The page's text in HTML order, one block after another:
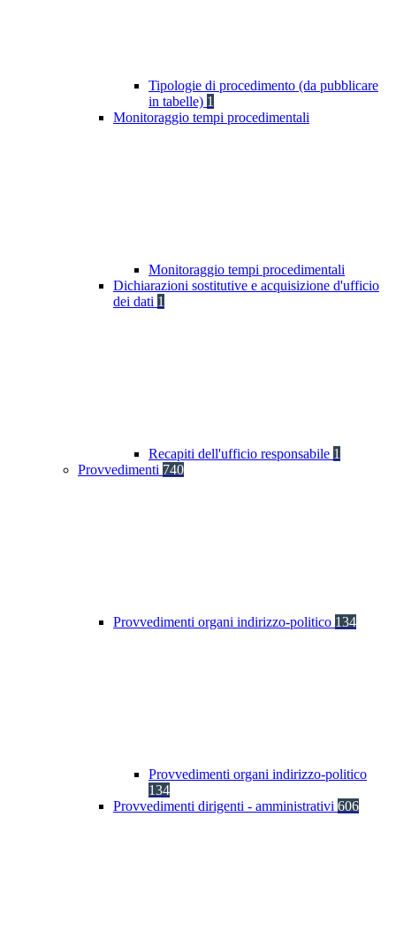
Tipologie di procedimento (da pubblicare
in tabelle) 1
Monitoraggio tempi procedimentali
Monitoraggio tempi procedimentali
Dichiarazioni sostitutive e acquisizione d'ufficio
dei dati 1
Recapiti dell'ufficio responsabile 1
Provvedimenti 740
Provvedimenti organi indirizzo-politico 134
Provvedimenti organi indirizzo-politico
134
Provvedimenti dirigenti - amministrativi 606